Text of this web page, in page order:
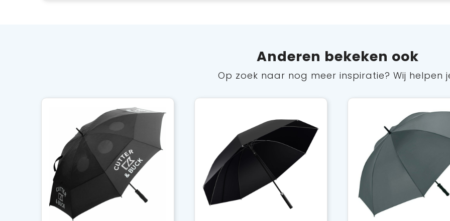
Anderen bekeken ook
Op zoek naar nog meer inspiratie? Wij helpen